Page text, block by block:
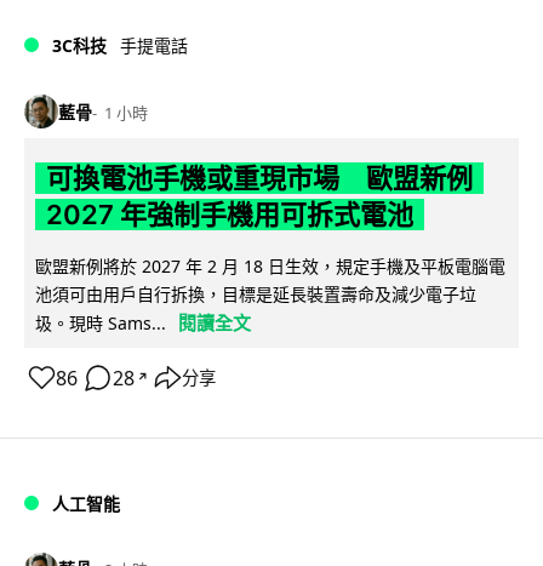
3C科技 手提電話
藍骨 1 小時
可換電池手機或重現市場 歐盟新例
2027 年強制手機用可拆式電池
歐盟新例將於 2027 年 2 月 18 日生效，規定手機及平板電腦電
池須可由用戶自行拆換，目標是延長裝置壽命及減少電子垃
圾。現時 Sams...
閱讀全文
86 28 ↗ 分享
人工智能